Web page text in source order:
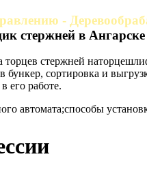
-
стержней в Ангарске
стержней
бункер, сортировка и
его работе.
автомата;способы